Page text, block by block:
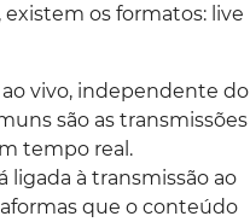
os formatos: live
vivo, independente do
são as transmissões
tempo real.
ligada à transmissão ao
que o conteúdo